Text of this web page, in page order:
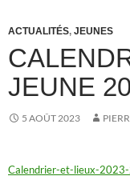
ACTUALITÉS, JEUNES
JEUNE
5 AOÛT 2023
Calendrier-et-lieux-